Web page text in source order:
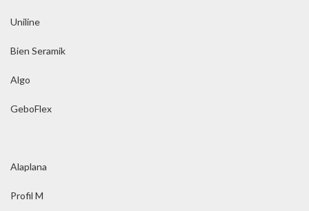
Uniline
Bien Seramik
Algo
GeboFlex
Alaplana
Profil M